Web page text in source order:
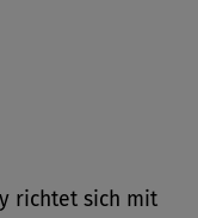
richtet sich mit